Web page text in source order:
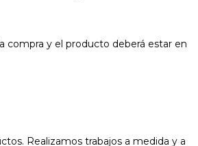
compra y el producto deberá estar en
Realizamos trabajos a medida y a